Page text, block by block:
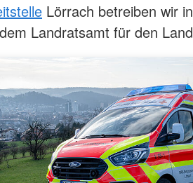
Lörrach betreiben wir
Landratsamt für den